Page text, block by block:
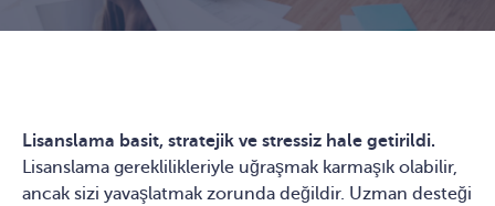
Lisanslama basit, stratejik ve stressiz hale getirildi.
Lisanslama gereklilikleriyle uğraşmak karmaşık olabilir,
ancak sizi yavaşlatmak zorunda değildir. Uzman desteği